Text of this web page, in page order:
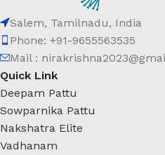
Salem, Tamilnadu, India
Phone: +91-9655563535
Mail :
Quick Link
Deepam Pattu
Sowparnika Pattu
Nakshatra Elite
Vadhanam